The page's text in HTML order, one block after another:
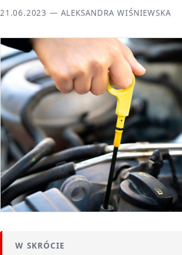
21.06.2023 — ALEKSANDRA WIŚNIEWSKA
W SKRÓCIE